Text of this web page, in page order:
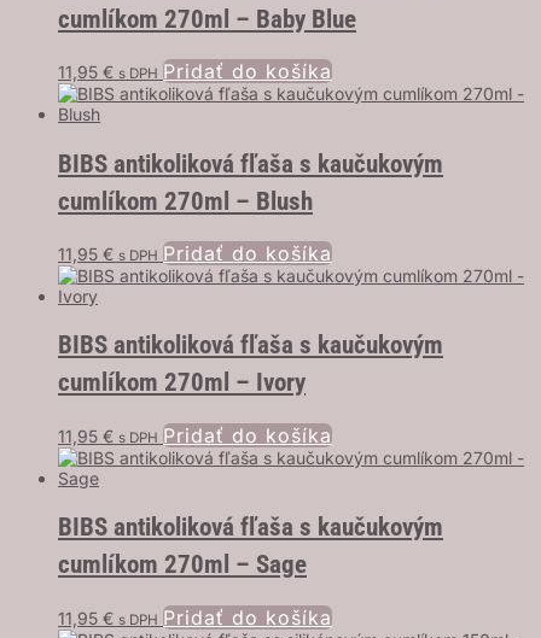
cumlíkom 270ml – Baby Blue
11,95 € s DPH Pridať do košíka
BIBS antikoliková fľaša s kaučukovým
cumlíkom 270ml – Blush
11,95 € s DPH Pridať do košíka
BIBS antikoliková fľaša s kaučukovým
cumlíkom 270ml – Ivory
11,95 € s DPH Pridať do košíka
BIBS antikoliková fľaša s kaučukovým
cumlíkom 270ml – Sage
11,95 € s DPH Pridať do košíka